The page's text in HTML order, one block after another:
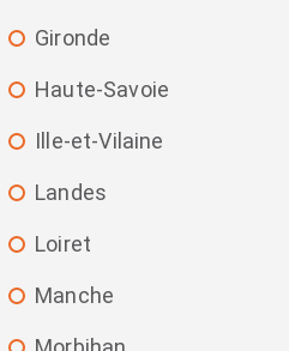
Gironde
Haute-Savoie
Ille-et-Vilaine
Landes
Loiret
Manche